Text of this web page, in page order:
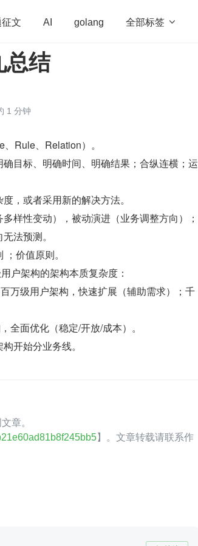
文 AI golang 全部标签 
学习方法
总结
1 分钟
Rule、Relation）。
目标、明确时间、明确结果；合纵连横；运
，或者采用新的解决方法。
样性变动），被动演进（业务调整方向）；
法预测。
价值原则。
户架构的架构本质复杂度：
全面优化（稳定/开放/成本）。
开始分业务线。
章。
】。文章转载请联系作